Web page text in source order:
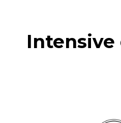
Intensive